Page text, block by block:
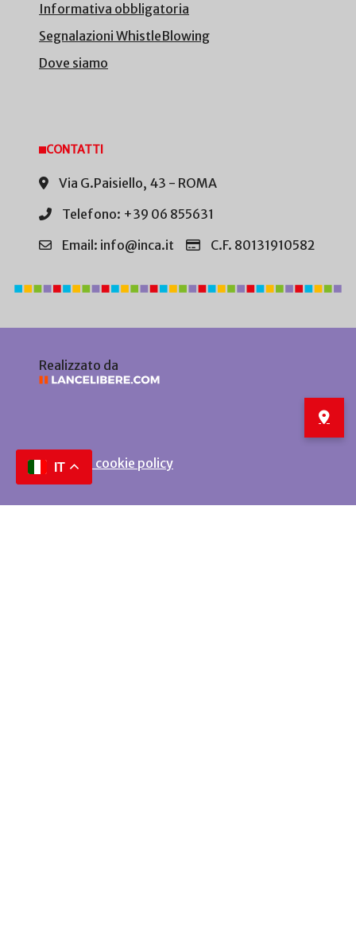
Informativa obbligatoria
Segnalazioni WhistleBlowing
Dove siamo
CONTATTI
Via G.Paisiello, 43 - ROMA
Telefono: +39 06 855631
Email: info@inca.it
C.F. 80131910582
Realizzato da
Privacy e cookie policy
IT